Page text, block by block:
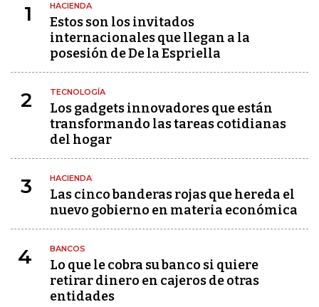
1 HACIENDA
Estos son los invitados
internacionales que llegan a la
posesión de De la Espriella
2 TECNOLOGÍA
Los gadgets innovadores que están
transformando las tareas cotidianas
del hogar
3 HACIENDA
Las cinco banderas rojas que hereda el
nuevo gobierno en materia económica
4 BANCOS
Lo que le cobra su banco si quiere
retirar dinero en cajeros de otras
entidades